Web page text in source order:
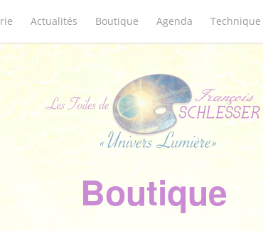
Actualités Boutique Agenda Technique
Boutique